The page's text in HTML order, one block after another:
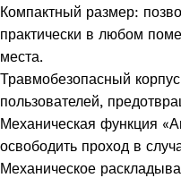
Компактный размер:
практически в любом
места.
Травмобезопасный
пользователей,
Механическая функция
освободить проход в
Механическое